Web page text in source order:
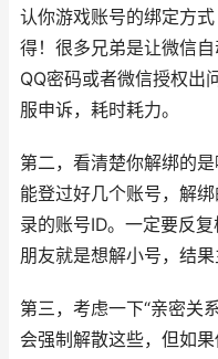
认你游戏账号的绑定方
得！很多兄弟是让微信
QQ密码或者微信授权出
服申诉，耗时耗力。
第二，看清楚你解绑的
能登过好几个账号，解
录的账号ID。一定要反
朋友就是想解小号，结果
第三，考虑一下“亲密关
会强制解散这些，但如